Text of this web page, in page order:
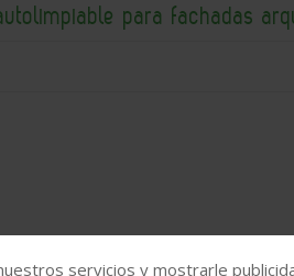
para fachadas
con recuperación de calor
servicios y mostrarle